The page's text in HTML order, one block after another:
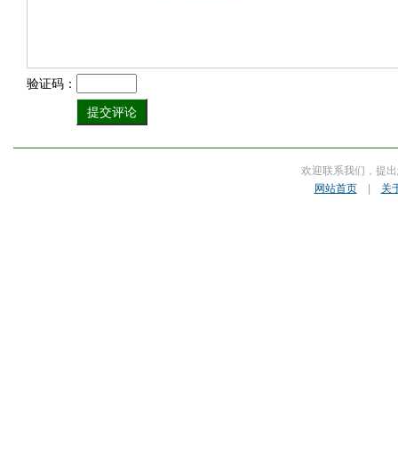
验证码：
欢迎联系我们，提
网站首页| 关